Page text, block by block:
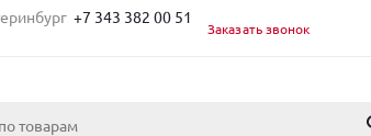
+7 343 382 00 51
Заказать звонок